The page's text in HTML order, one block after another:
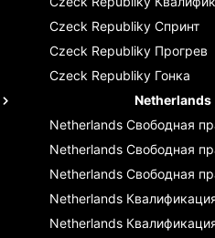
Czeck Republiky Спринт
Czeck Republiky Прогрев
Czeck Republiky Гонка
Netherlands
Netherlands Свободная
Netherlands Свободная
Netherlands Свободная
Netherlands
Netherlands